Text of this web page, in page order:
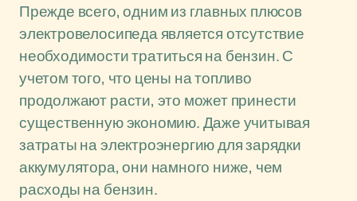
Прежде всего, одним из главных плюсов
электровелосипеда является отсутствие
необходимости тратиться на бензин. С
учетом того, что цены на топливо
продолжают расти, это может принести
существенную экономию. Даже учитывая
затраты на электроэнергию для зарядки
аккумулятора, они намного ниже, чем
расходы на бензин.